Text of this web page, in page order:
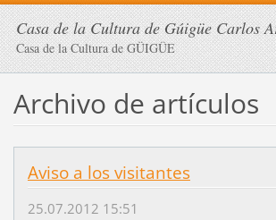
Casa de la Cultura de Gúigüe Carlos
Casa de la Cultura de GÜIGÜE
Archivo de artículos
Aviso a los visitantes
25.07.2012 15:51